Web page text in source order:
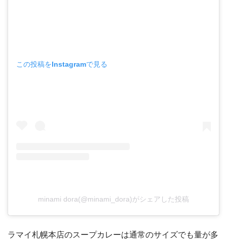
この投稿をInstagramで見る
minami dora(@minami_dora)がシェアした投稿
ラマイ札幌本店のスープカレーは通常のサイズでも量が多